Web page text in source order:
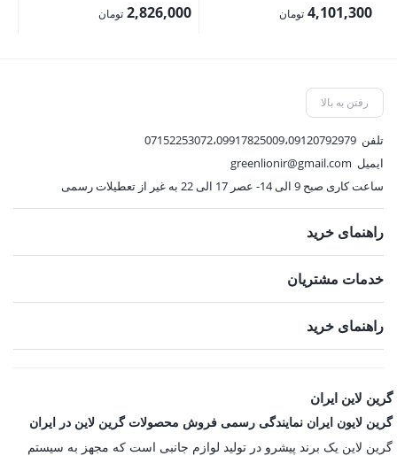
اصلی:4,101,300 تومان
4,101,300 تومان.
اصلی:2,826,000 تومان
رفتن به بالا
تلفن 07152253072،09917825009،09120792979
ایمیل greenlionir@gmail.com
ساعت کاری صبح 9 الی 14- عصر 17 الی 22 به غیر از تعطیلات رسمی
راهنمای خرید
خدمات مشتریان
راهنمای خرید
گرین لاین ایران
گرین لایون ایران نمایندگی رسمی فروش محصولات گرین لاین در ایران
گرین لاین یک برند پیشرو در تولید لوازم جانبی است که مجهز به سیستم